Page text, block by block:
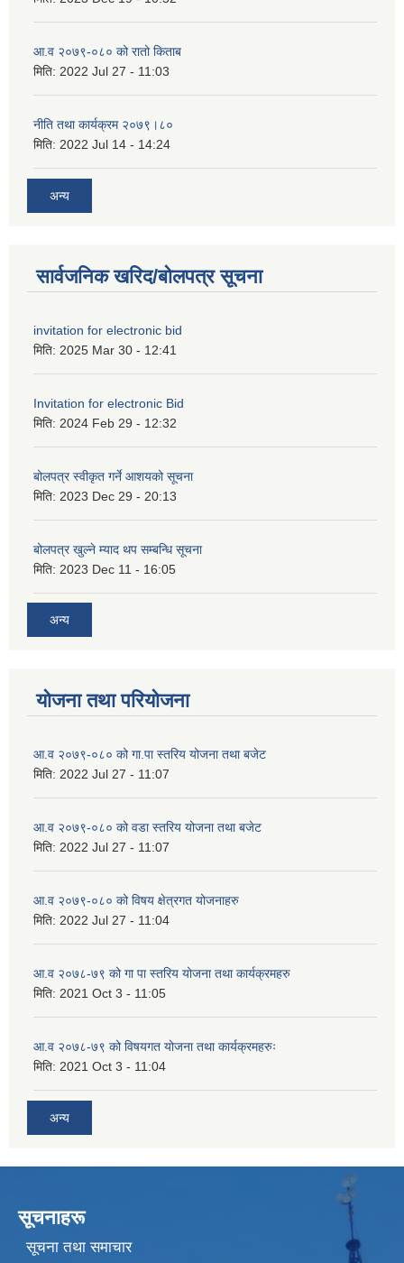
आ.व २०७९-०८० को रातो किताब
मिति: 2022 Jul 27 - 11:03
नीति तथा कार्यक्रम २०७९।८०
मिति: 2022 Jul 14 - 14:24
अन्य
सार्वजनिक खरिद/बोलपत्र सूचना
invitation for electronic bid
मिति: 2025 Mar 30 - 12:41
Invitation for electronic Bid
मिति: 2024 Feb 29 - 12:32
बोलपत्र स्वीकृत गर्ने आशयको सूचना
मिति: 2023 Dec 29 - 20:13
बोलपत्र खुल्ने म्याद थप सम्बन्धि सूचना
मिति: 2023 Dec 11 - 16:05
अन्य
योजना तथा परियोजना
आ.व २०७९-०८० को गा.पा स्तरिय योजना तथा बजेट
मिति: 2022 Jul 27 - 11:07
आ.व २०७९-०८० को वडा स्तरिय योजना तथा बजेट
मिति: 2022 Jul 27 - 11:07
आ.व २०७९-०८० को विषय क्षेत्रगत योजनाहरु
मिति: 2022 Jul 27 - 11:04
आ.व २०७८-७९ को गा पा स्तरिय योजना तथा कार्यक्रमहरु
मिति: 2021 Oct 3 - 11:05
आ.व २०७८-७९ को विषयगत योजना तथा कार्यक्रमहरुः
मिति: 2021 Oct 3 - 11:04
अन्य
सूचनाहरू
सूचना तथा समाचार